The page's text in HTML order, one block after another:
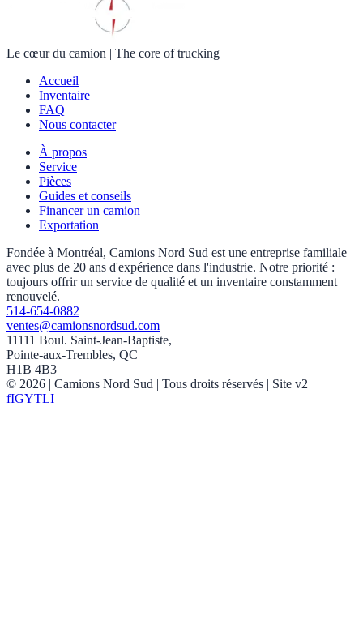
Le cœur du camion | The core of trucking
Accueil
Inventaire
FAQ
Nous contacter
À propos
Service
Pièces
Guides et conseils
Financer un camion
Exportation
Fondée à Montréal, Camions Nord Sud est une entreprise familiale
avec plus de 20 ans d'expérience dans l'industrie. Notre priorité :
toujours offrir un service de qualité et un inventaire constamment
renouvelé.
514-654-0882
ventes@camionsnordsud.com
11111 Boul. Saint-Jean-Baptiste,
Pointe-aux-Trembles, QC
H1B 4B3
© 2026 | Camions Nord Sud | Tous droits réservés | Site v2
fIGYTLI